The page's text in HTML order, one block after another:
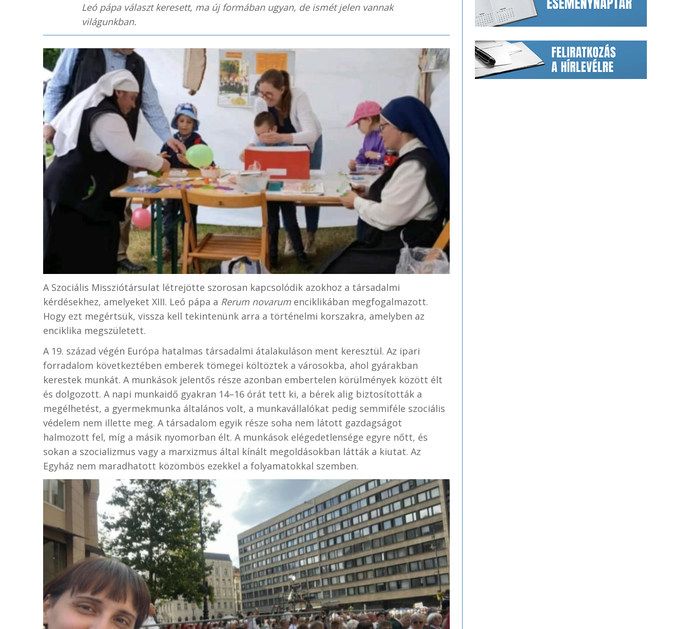
Leó pápa választ keresett, ma új formában ugyan, de ismét jelen vannak
világunkban.
A Szociális Missziótársulat létrejötte szorosan kapcsolódik azokhoz a társadalmi
kérdésekhez, amelyeket XIII. Leó pápa a Rerum novarum enciklikában megfogalmazott.
Hogy ezt megértsük, vissza kell tekintenünk arra a történelmi korszakra, amelyben az
enciklika megszületett.
A 19. század végén Európa hatalmas társadalmi átalakuláson ment keresztül. Az ipari
forradalom következtében emberek tömegei költöztek a városokba, ahol gyárakban
kerestek munkát. A munkások jelentős része azonban embertelen körülmények között élt
és dolgozott. A napi munkaidő gyakran 14–16 órát tett ki, a bérek alig biztosították a
megélhetést, a gyermekmunka általános volt, a munkavállalókat pedig semmiféle szociális
védelem nem illette meg. A társadalom egyik része soha nem látott gazdagságot
halmozott fel, míg a másik nyomorban élt. A munkások elégedetlensége egyre nőtt, és
sokan a szocializmus vagy a marxizmus által kínált megoldásokban látták a kiutat. Az
Egyház nem maradhatott közömbös ezekkel a folyamatokkal szemben.